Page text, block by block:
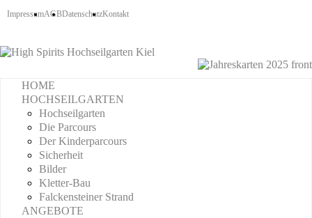
ImpressumAGBDatenschutzKontakt
HOME
HOCHSEILGARTEN
Hochseilgarten
Die Parcours
Der Kinderparcours
Sicherheit
Bilder
Kletter-Bau
Falckensteiner Strand
ANGEBOTE